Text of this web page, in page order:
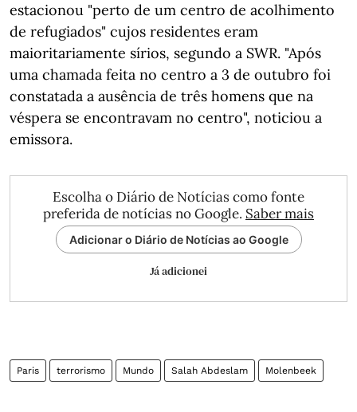
estacionou "perto de um centro de acolhimento
de refugiados" cujos residentes eram
maioritariamente sírios, segundo a SWR. "Após
uma chamada feita no centro a 3 de outubro foi
constatada a ausência de três homens que na
véspera se encontravam no centro", noticiou a
emissora.
Escolha o Diário de Notícias como fonte
preferida de notícias no Google. Saber mais
Adicionar o Diário de Notícias ao Google
Já adicionei
Paris terrorismo Mundo Salah Abdeslam Molenbeek